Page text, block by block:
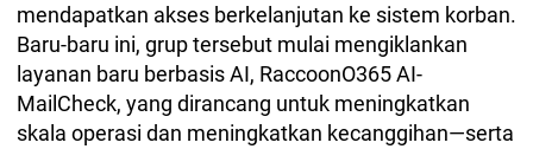
mendapatkan akses berkelanjutan ke sistem korban.
Baru-baru ini, grup tersebut mulai mengiklankan
layanan baru berbasis AI, RaccoonO365 AI-
MailCheck, yang dirancang untuk meningkatkan
skala operasi dan meningkatkan kecanggihan—serta